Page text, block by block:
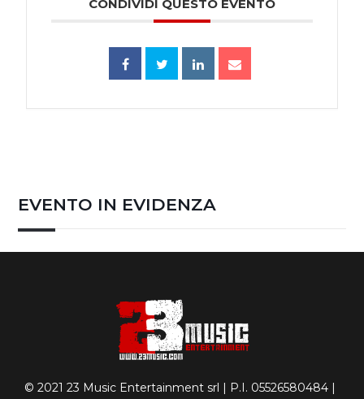
CONDIVIDI QUESTO EVENTO
EVENTO IN EVIDENZA
© 2021 23 Music Entertainment srl | P.I. 05526580484 |